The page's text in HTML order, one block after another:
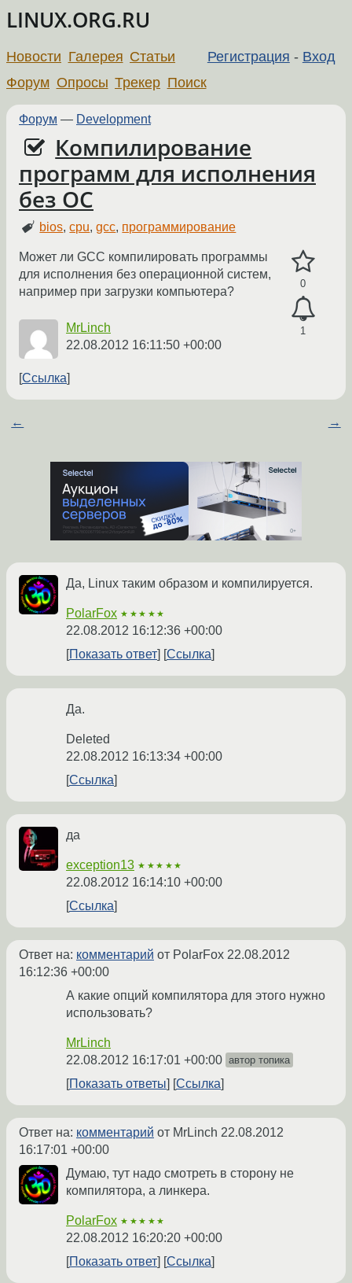
LINUX.ORG.RU
Регистрация - Вход
Новости Галерея Статьи
Форум Опросы Трекер Поиск
Форум — Development
Компилирование
программ для исполнения
без ОС
bios,cpu,gcc, программирование
0
1
Может ли GCC компилировать программы
для исполнения без операционной систем,
например при загрузки компьютера?
MrLinch
22.08.2012 16:11:50 +00:00
Ссылка
← →
Да, Linux таким образом и компилируется.
PolarFox ★★★★★
22.08.2012 16:12:36 +00:00
Показать ответ
Ссылка
Да.
Deleted
22.08.2012 16:13:34 +00:00
Ссылка
да
exception13 ★★★★★
22.08.2012 16:14:10 +00:00
Ссылка
Ответ на: комментарий от PolarFox 22.08.2012
16:12:36 +00:00
А какие опций компилятора для этого нужно
использовать?
MrLinch
22.08.2012 16:17:01 +00:00 автор топика
Показать ответы Ссылка
Ответ на: комментарий от MrLinch 22.08.2012
16:17:01 +00:00
Думаю, тут надо смотреть в сторону не
компилятора, а линкера.
PolarFox ★★★★★
22.08.2012 16:20:20 +00:00
Показать ответ
Ссылка